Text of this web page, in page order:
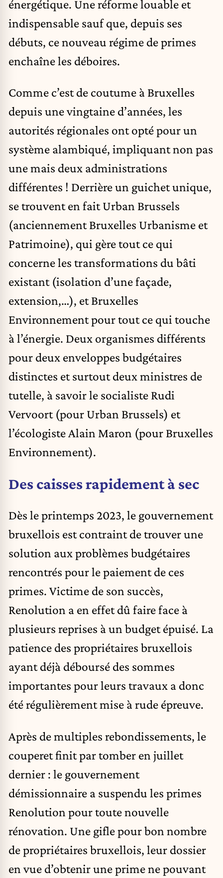
énergétique. Une réforme louable et
indispensable sauf que, depuis ses
débuts, ce nouveau régime de primes
enchaîne les déboires.
Comme c’est de coutume à Bruxelles
depuis une vingtaine d’années, les
autorités régionales ont opté pour un
système alambiqué, impliquant non pas
une mais deux administrations
différentes ! Derrière un guichet unique,
se trouvent en fait Urban Brussels
(anciennement Bruxelles Urbanisme et
Patrimoine), qui gère tout ce qui
concerne les transformations du bâti
existant (isolation d’une façade,
extension,…), et Bruxelles
Environnement pour tout ce qui touche
à l’énergie. Deux organismes différents
pour deux enveloppes budgétaires
distinctes et surtout deux ministres de
tutelle, à savoir le socialiste Rudi
Vervoort (pour Urban Brussels) et
l’écologiste Alain Maron (pour Bruxelles
Environnement).
Des caisses rapidement à sec
Dès le printemps 2023, le gouvernement
bruxellois est contraint de trouver une
solution aux problèmes budgétaires
rencontrés pour le paiement de ces
primes. Victime de son succès,
Renolution a en effet dû faire face à
plusieurs reprises à un budget épuisé. La
patience des propriétaires bruxellois
ayant déjà déboursé des sommes
importantes pour leurs travaux a donc
été régulièrement mise à rude épreuve.
Après de multiples rebondissements, le
couperet finit par tomber en juillet
dernier : le gouvernement
démissionnaire a suspendu les primes
Renolution pour toute nouvelle
rénovation. Une gifle pour bon nombre
de propriétaires bruxellois, leur dossier
en vue d’obtenir une prime ne pouvant